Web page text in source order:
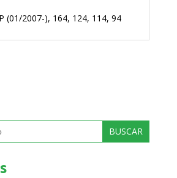
(01/2007-), 164, 124, 114, 94